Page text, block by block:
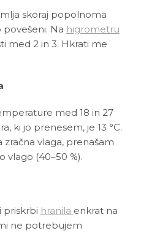
skoraj popolnoma
povešeni. Na higrometru
med 2 in 3. Hkrati me
med 18 in 27
ki jo prenesem, je 13 °C.
zračna vlaga, prenašam
vlago (40–50 %).
priskrbi hranila enkrat na
ne potrebujem